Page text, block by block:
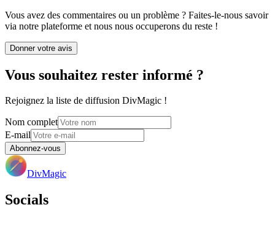
Vous avez des commentaires ou un problème ? Faites-le-nous savoir
via notre plateforme et nous nous occuperons du reste !
Donner votre avis
Vous souhaitez rester informé ?
Rejoignez la liste de diffusion DivMagic !
Nom complet
E-mail
Abonnez-vous
DivMagic
Socials